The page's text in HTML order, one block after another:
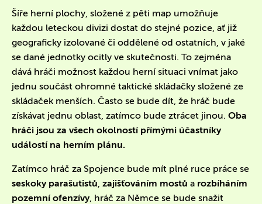
Šíře herní plochy, složené z pěti map umožňuje
každou leteckou divizi dostat do stejné pozice, ať již
geograficky izolované či oddělené od ostatních, v jaké
se dané jednotky ocitly ve skutečnosti. To zejména
dává hráči možnost každou herní situaci vnímat jako
jednu součást ohromné taktické skládačky složené ze
skládaček menších. Často se bude dít, že hráč bude
získávat jednu oblast, zatímco bude ztrácet jinou. Oba
hráči jsou za všech okolností přímými účastníky
událostí na herním plánu.
Zatímco hráč za Spojence bude mít plné ruce práce se
seskoky parašutistů, zajišťováním mostů a rozbíháním
pozemní ofenzívy, hráč za Němce se bude snažit